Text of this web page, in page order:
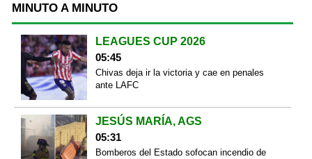
MINUTO A MINUTO
LEAGUES CUP 2026
05:45
Chivas deja ir la victoria y cae en penales
ante LAFC
JESÚS MARÍA, AGS
05:31
Bomberos del Estado sofocan incendio de